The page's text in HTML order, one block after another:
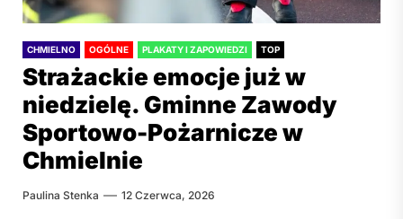
CHMIELNO OGÓLNE PLAKATY I ZAPOWIEDZI TOP
Strażackie emocje już w
niedzielę. Gminne Zawody
Sportowo-Pożarnicze w
Chmielnie
Paulina Stenka 12 Czerwca, 2026